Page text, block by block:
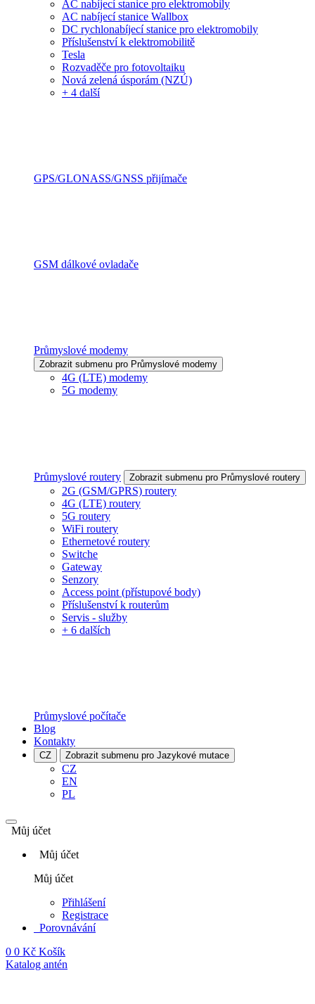
AC nabíjecí stanice pro elektromobily
AC nabíjecí stanice Wallbox
DC rychlonabíjecí stanice pro elektromobily
Příslušenství k elektromobilitě
Tesla
Rozvaděče pro fotovoltaiku
Nová zelená úsporám (NZÚ)
+ 4 další
GPS/GLONASS/GNSS přijímače
GSM dálkové ovladače
Průmyslové modemy
Zobrazit submenu pro Průmyslové modemy
4G (LTE) modemy
5G modemy
Průmyslové routery Zobrazit submenu pro Průmyslové routery
2G (GSM/GPRS) routery
4G (LTE) routery
5G routery
WiFi routery
Ethernetové routery
Switche
Gateway
Senzory
Access point (přístupové body)
Příslušenství k routerům
Servis - služby
+ 6 dalších
Průmyslové počítače
Blog
Kontakty
CZ Zobrazit submenu pro Jazykové mutace
CZ
EN
PL
Můj účet
Můj účet
Můj účet
Přihlášení
Registrace
Porovnávání
0 0 Kč Košík
Katalog antén